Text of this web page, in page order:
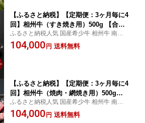
【ふるさと納税】【定期便：3ヶ月毎に4
回】相州牛（すき焼き用）500g 【合計2
kg】【 牛肉 お肉 ブランド牛 神奈川県
南足柄市 】
ふるさと納税人気 国産希少牛 相州牛 南足
柄ブランド 神奈川県 南足柄市 農林水産大
臣賞受賞歴
104,000 円 送料無料
【ふるさと納税】【定期便：3ヶ月毎に4
回】相州牛（焼肉・網焼き用）500g
【合計2kg】【 牛肉 お肉 ブランド牛 神
奈川県 南足柄市 】
ふるさと納税人気 国産希少牛 相州牛 南足
柄ブランド 神奈川県 南足柄市 農林水産大
臣賞受賞歴
104,000 円 送料無料